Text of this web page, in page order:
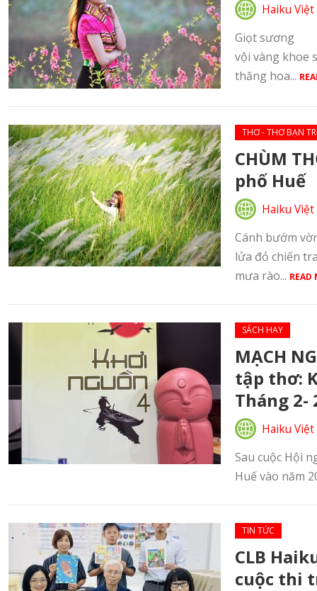
Haiku Việt
Giọt sương
vội vàng
thăng hoa...
THƠ - THƠ BẠN
CHÙM
phố Huế
Haiku Việt
Cánh bướm
lửa đỏ chiến
mưa rào... READ
SÁCH HAY
MẠCH
tập thơ:
Tháng 2-
Haiku Việt
Sau cuộc Hội
Huế vào năm
TIN TỨC
CLB
cuộc thi